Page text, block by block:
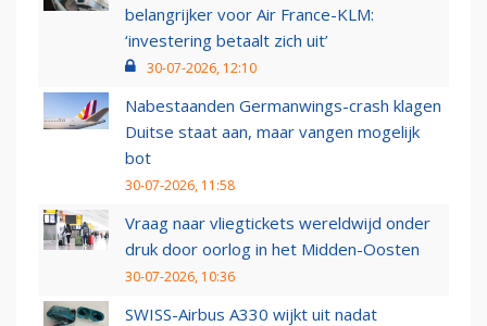
belangrijker voor Air France-KLM:
‘investering betaalt zich uit’
30-07-2026, 12:10
Nabestaanden Germanwings-crash klagen
Duitse staat aan, maar vangen mogelijk
bot
30-07-2026, 11:58
Vraag naar vliegtickets wereldwijd onder
druk door oorlog in het Midden-Oosten
30-07-2026, 10:36
SWISS-Airbus A330 wijkt uit nadat